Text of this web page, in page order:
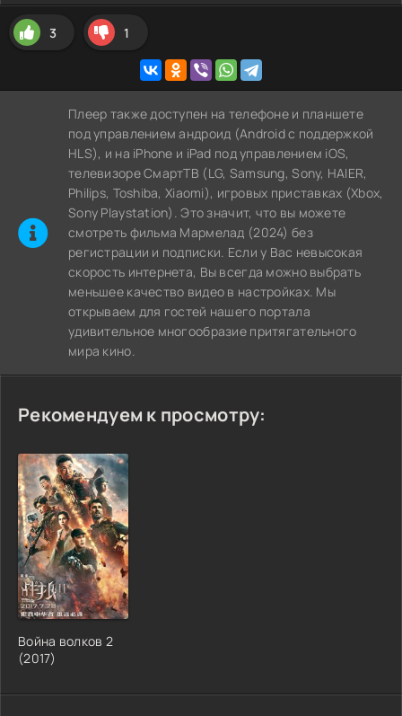
3 1
Плеер также доступен на телефоне и планшете
под управлением андроид (Android с поддержкой
HLS), и на iPhone и iPad под управлением iOS,
телевизоре СмартТВ (LG, Samsung, Sony, HAIER,
Philips, Toshiba, Xiaomi), игровых приставках (Xbox,
Sony Playstation). Это значит, что вы можете
cмотреть фильма Мармелад (2024) без
регистрации и подписки. Если у Вас невысокая
скорость интернета, Вы всегда можно выбрать
меньшее качество видео в настройках. Мы
открываем для гостей нашего портала
удивительное многообразие притягательного
мира кино.
Рекомендуем к просмотру:
Война волков 2
(2017)